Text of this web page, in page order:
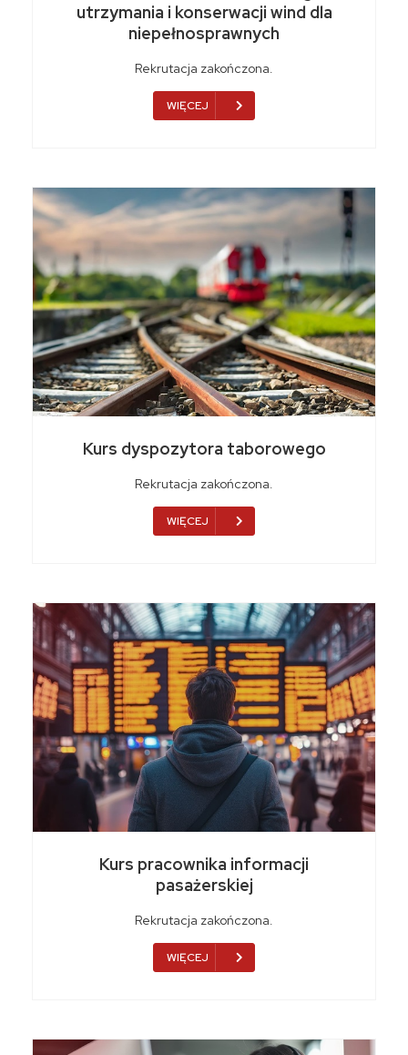
utrzymania i konserwacji wind dla
niepełnosprawnych
Rekrutacja zakończona.
WIĘCEJ
Kurs dyspozytora taborowego
Rekrutacja zakończona.
WIĘCEJ
Kurs pracownika informacji
pasażerskiej
Rekrutacja zakończona.
WIĘCEJ